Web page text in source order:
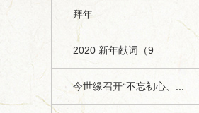
拜年
2020 新年献词（9
今世缘召开“不忘初心、...